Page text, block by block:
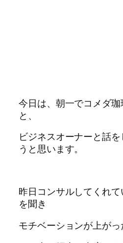
今日は、朝一でコメダ
と、
ビジネスオーナーと話
うと思います。
昨日コンサルしてくれて
を聞き
モチベーションが上がっ